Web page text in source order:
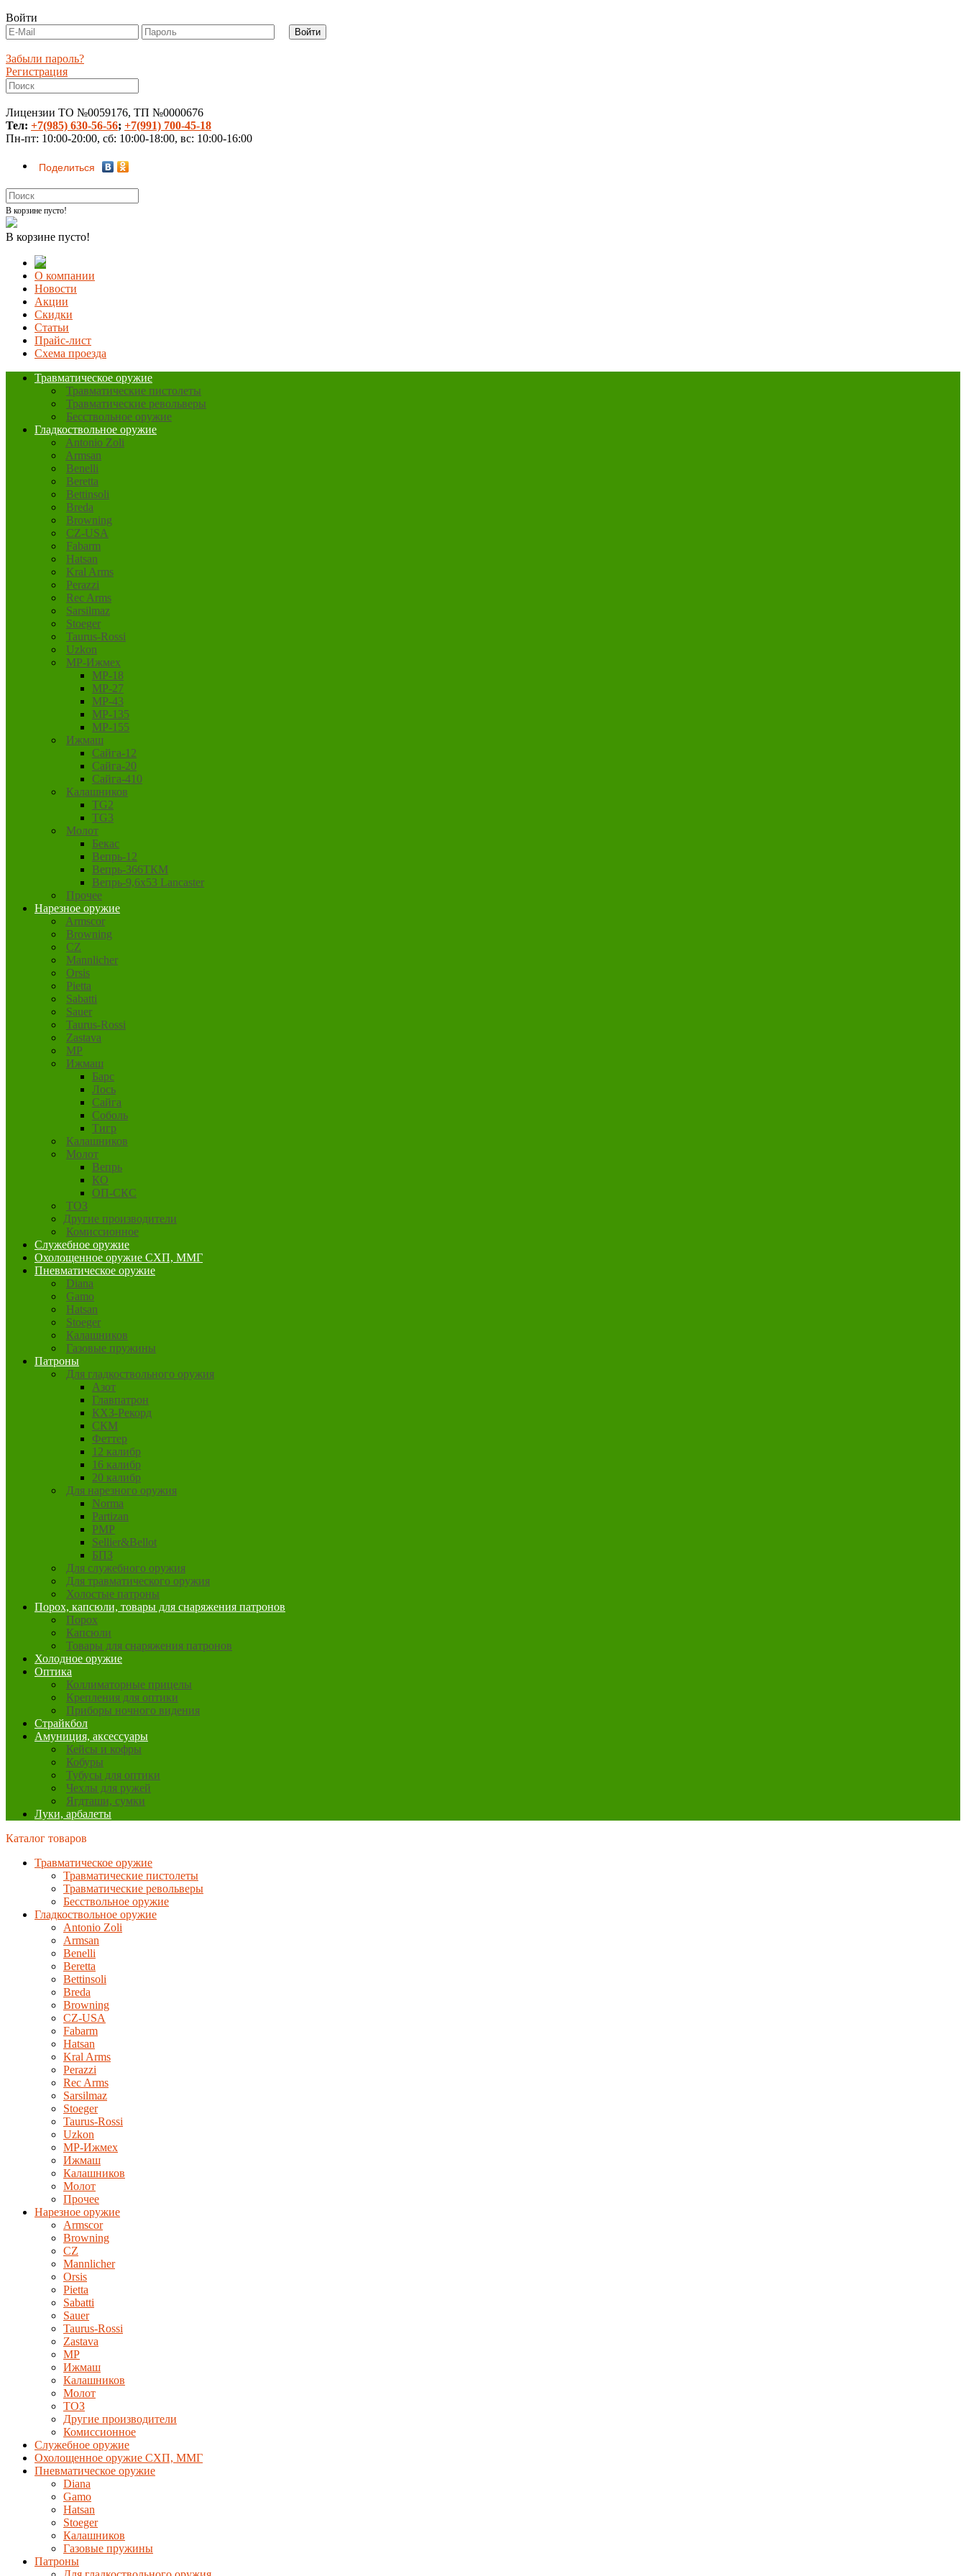
Войти
Забыли пароль?
Регистрация
Лицензии ТО №0059176, ТП №0000676
Тел: +7(985) 630-56-56; +7(991) 700-45-18
Пн-пт: 10:00-20:00, сб: 10:00-18:00, вс: 10:00-16:00
Поделиться
В корзине пусто!
В корзине пусто!
О компании
Новости
Акции
Скидки
Статьи
Прайс-лист
Схема проезда
Травматическое оружие
Травматические пистолеты
Травматические револьверы
Бесствольное оружие
Гладкоствольное оружие
Antonio Zoli
Armsan
Benelli
Beretta
Bettinsoli
Breda
Browning
CZ-USA
Fabarm
Hatsan
Kral Arms
Perazzi
Rec Arms
Sarsilmaz
Stoeger
Taurus-Rossi
Uzkon
MP-Ижмех
MP-18
MP-27
MP-43
MP-135
MP-155
Ижмаш
Сайга-12
Сайга-20
Сайга-410
Калашников
TG2
TG3
Молот
Бекас
Вепрь-12
Вепрь-366ТКМ
Вепрь-9,6х53 Lancaster
Прочее
Нарезное оружие
Armscor
Browning
CZ
Mannlicher
Orsis
Pietta
Sabatti
Sauer
Taurus-Rossi
Zastava
MP
Ижмаш
Барс
Лось
Сайга
Соболь
Тигр
Калашников
Молот
Вепрь
КО
ОП-СКС
ТОЗ
Другие производители
Комиссионное
Служебное оружие
Охолощенное оружие СХП, ММГ
Пневматическое оружие
Diana
Gamo
Hatsan
Stoeger
Калашников
Газовые пружины
Патроны
Для гладкоствольного оружия
Азот
Главпатрон
КХЗ-Рекорд
СКМ
Феттер
12 калибр
16 калибр
20 калибр
Для нарезного оружия
Norma
Partizan
PMP
Sellier&Bellot
БПЗ
Для служебного оружия
Для травматического оружия
Холостые патроны
Порох, капсюли, товары для снаряжения патронов
Порох
Капсюли
Товары для снаряжения патронов
Холодное оружие
Оптика
Коллиматорные прицелы
Крепления для оптики
Приборы ночного видения
Страйкбол
Амуниция, аксессуары
Кейсы и кофры
Кобуры
Тубусы для оптики
Чехлы для ружей
Ягдташи, сумки
Луки, арбалеты
Каталог товаров
Травматическое оружие
Травматические пистолеты
Травматические револьверы
Бесствольное оружие
Гладкоствольное оружие
Antonio Zoli
Armsan
Benelli
Beretta
Bettinsoli
Breda
Browning
CZ-USA
Fabarm
Hatsan
Kral Arms
Perazzi
Rec Arms
Sarsilmaz
Stoeger
Taurus-Rossi
Uzkon
MP-Ижмех
Ижмаш
Калашников
Молот
Прочее
Нарезное оружие
Armscor
Browning
CZ
Mannlicher
Orsis
Pietta
Sabatti
Sauer
Taurus-Rossi
Zastava
MP
Ижмаш
Калашников
Молот
ТОЗ
Другие производители
Комиссионное
Служебное оружие
Охолощенное оружие СХП, ММГ
Пневматическое оружие
Diana
Gamo
Hatsan
Stoeger
Калашников
Газовые пружины
Патроны